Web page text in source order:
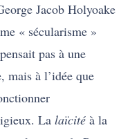
Jacob Holyoake
« sécularisme »
pas à une
mais à l’idée que
Lalaïcité à la